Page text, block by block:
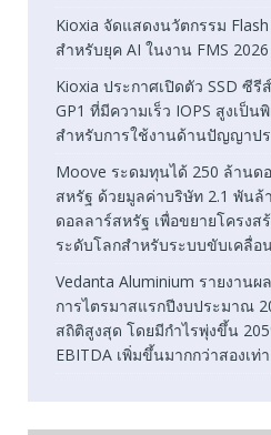
Kioxia จัดแสดงนวัตกรรม
สำหรับยุค AI ในงาน FMS 2026
Kioxia ประกาศเปิดตัว SSD ซีรี
GP1 ที่มีความเร็ว IOPS สูงเป็น
สำหรับการใช้งานด้านปัญญาปร
Moove ระดมทุนได้ 250 ล้านด
สหรัฐ ด้วยมูลค่าบริษัท 2.1 พันล้
ดอลลาร์สหรัฐ เพื่อขยายโครงส
ระดับโลกสำหรับระบบขับเคลื่อ
Vedanta Aluminium รายงานผ
การไตรมาสแรกปีงบประมาณ
สถิติสูงสุด โดยมีกำไรพุ่งขึ้น
EBITDA เพิ่มขึ้นมากกว่าสองเท่า